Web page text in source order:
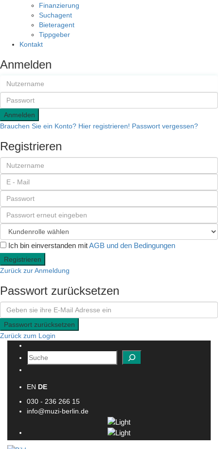
Finanzierung
Suchagent
Bieteragent
Tippgeber
Kontakt
Anmelden
Anmelden
Brauchen Sie ein Konto? Hier registrieren! Passwort vergessen?
Registrieren
Ich bin einverstanden mitAGB und den Bedingungen
Registrieren
Zurück zur Anmeldung
Passwort zurücksetzen
Passwort zurücksetzen
Zurück zum Login
Suchen
EN DE
030 - 236 266 15
info@muzi-berlin.de